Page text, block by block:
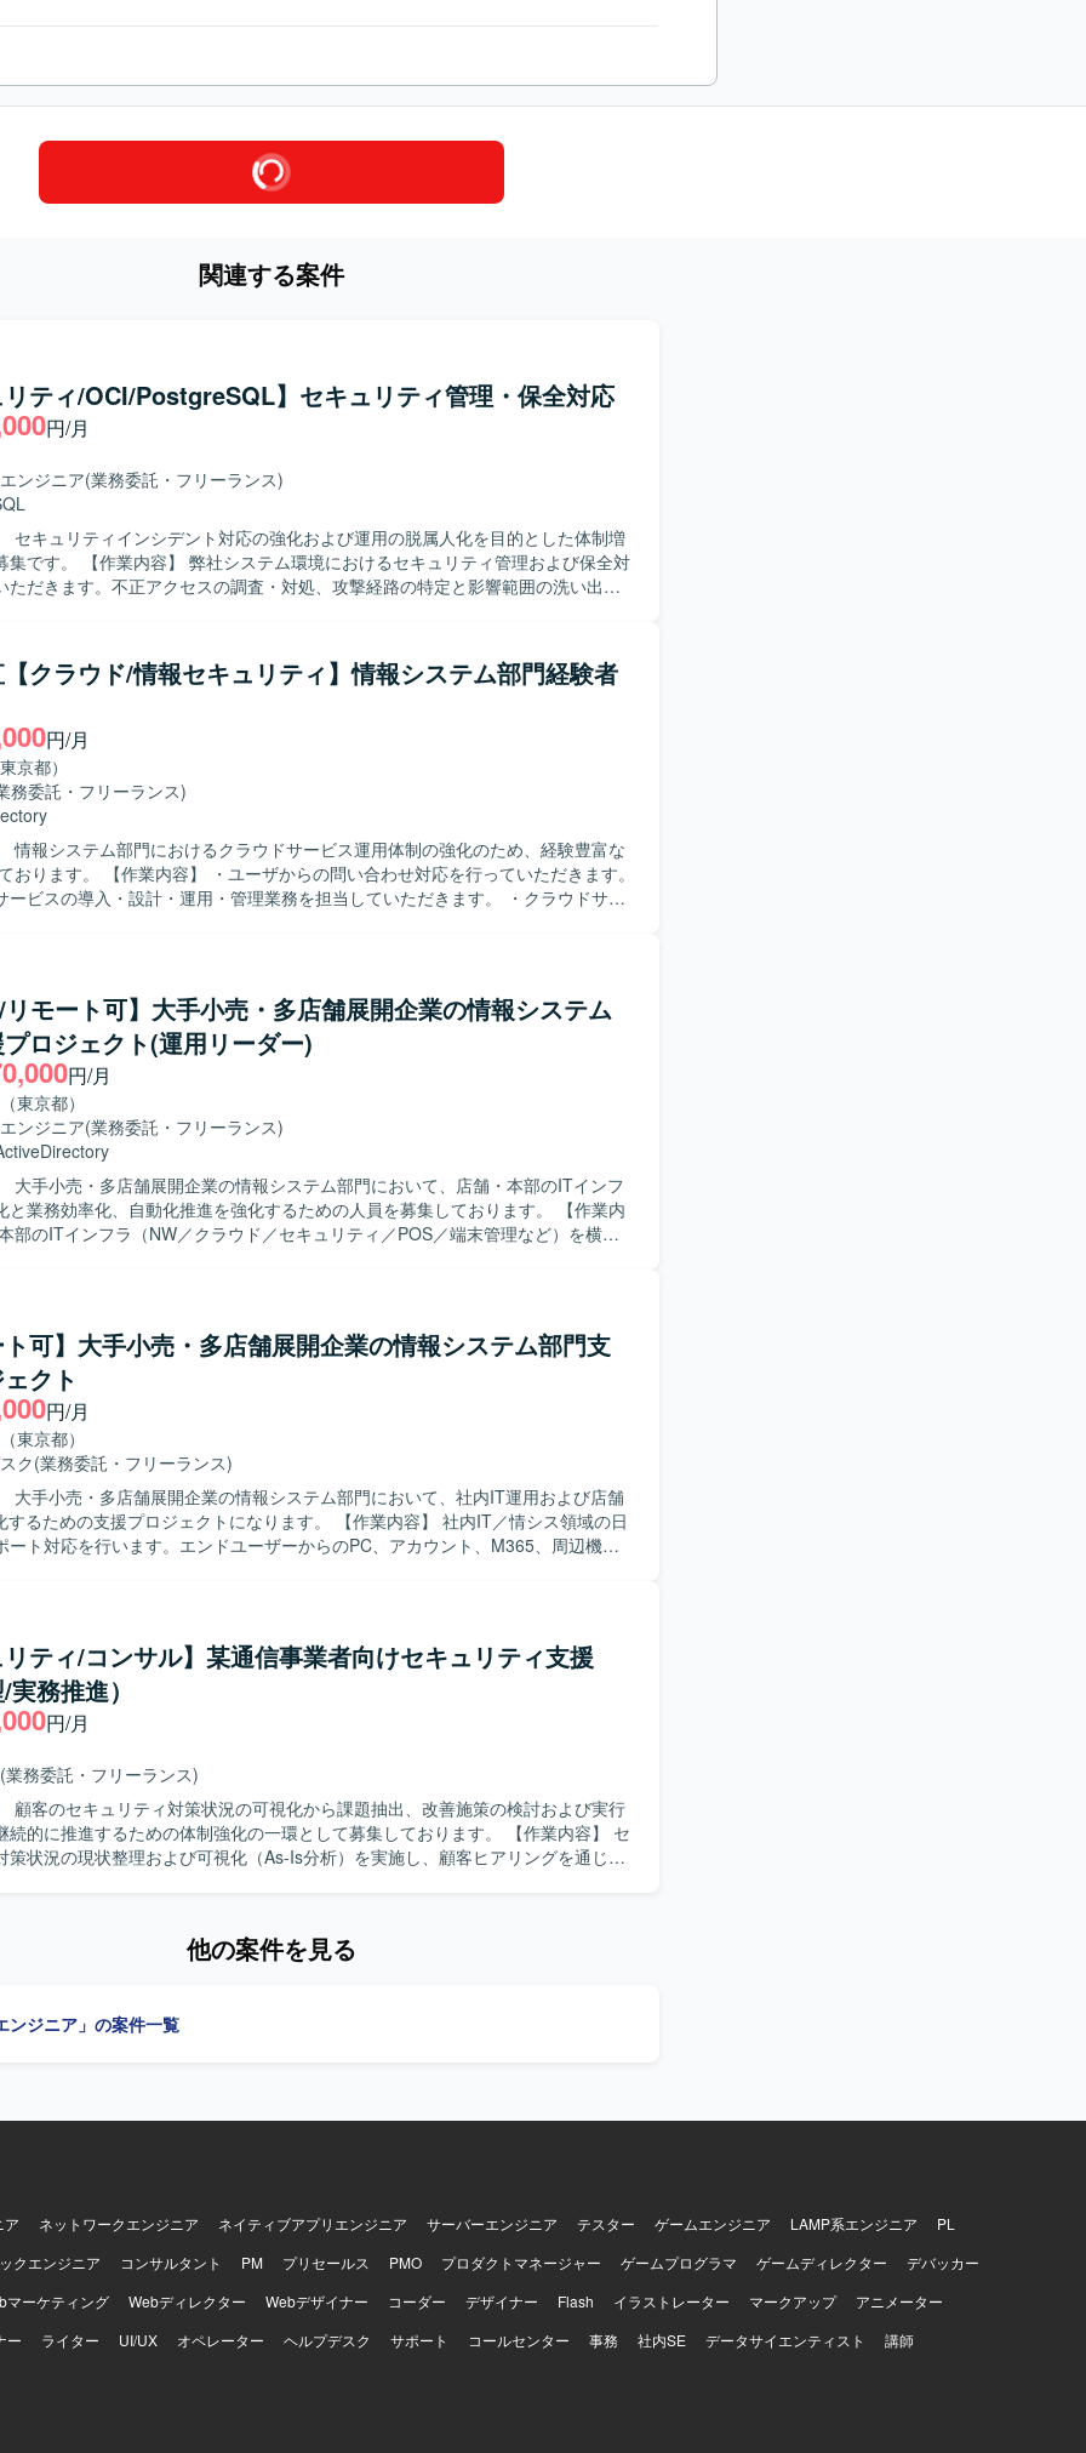
関連する案件
ティ/OCI/PostgreSQL】セキュリティ管理・保全対応
円/月
ンジニア(業務委託・フリーランス)
セキュリティインシデント対応の強化および運用の脱属人化を目的とした体制増
おけるセキュリティ管理および保全対
ただきます。不正アクセスの調査・対処、攻撃経路の特定と影響範囲の洗い出し
の再構築を行っていただきます。運用・保守の引き継ぎとして、環境構築手順書
移管や運用ドキュメントの整備・更新にも携わっていただきます。 【求める人
求めています。関係者と連携しながら、インシデント対応や運用標準化を着実に
です。 【ポジションの魅力】 クラウド環境やデータベース、
したセキュリティ管理に幅広く携わることができ、インシデント対応から再発防
運用標準化まで一連のプロセスを経験していただけます。セキュリティ体制の強
貢献できる環境です。 【開発環境】 対象システムは Oracle Cloud
（OCI）、PostgreSQL、DNS となっております。インシデント対応、ログ分析、
アクセス制御の見直し、検知および通知体制の再構築、運用移管やドキュメント
業務に取り組んでいただきます。
クラウド/情報セキュリティ】情報システム部門経験者
円/月
京都）
務委託・フリーランス)
情報システム部門におけるクラウドサービス運用体制の強化のため、経験豊富な
らの問い合わせ対応を行っていただきます。
ービスの導入・設計・運用・管理業務を担当していただきます。 ・クラウドサー
極的に調査・検証できる方を歓迎いたします。 【ポジションの魅力】 ・ク
スの導入から運用まで一連の業務に携わることで、幅広い知識と経験を積むこと
・グループ会社や外部協力会社との連携を通じて、調整力や折衝力を高めること
に業務を
きます。 ・Active Directory や Entra ID（旧 Azure AD）などのディレクトリサー
わっていただく場合があります。
モート可】大手小売・多店舗展開企業の情報システム
ロジェクト(運用リーダー)
円/月
東京都）
ンジニア(業務委託・フリーランス)
大手小売・多店舗展開企業の情報システム部門において、店舗・本部のITインフ
業務効率化、自動化推進を強化するための人員を募集しております。 【作業内
部のITインフラ（NW／クラウド／セキュリティ／POS／端末管理など）を横断
用設計、タスク・工数管理、改善推進を実施していただきます。 メンバー管理・
ーコントロールを行っていただきます。 コスト管理および運用最適化を推進して
主体的に運用改善や
できる方を求めております。 関係者と円滑にコミュニケーションを取りながら、
方を歓迎いたします。 【ポジションの魅力】 大規模な多店舗展開企
ラ全体を俯瞰しながら、運用設計から改善推進まで一貫して関わることができま
やクラウド、セキュリティなど幅広い技術領域に携わり、運用リーダーとしての
す。 【開発環境】 MS系基盤（AD／Entra ID／M365／
ウド基盤（AWS、Azure）、ネットワーク（FW／無線LAN 等）、店舗IT（POS
を利用した環境で運用していただきます。
可】大手小売・多店舗展開企業の情報システム部門支
クト
円/月
東京都）
ク(業務委託・フリーランス)
大手小売・多店舗展開企業の情報システム部門において、社内IT運用および店舗
支援プロジェクトになります。 【作業内容】 社内IT／情シス領域の日
ート対応を行います。エンドユーザーからのPC、アカウント、M365、周辺機器
取り組める方を求めています。新しい技術や業務へのキャッチアップ志向が強
す。 【ポジションの魅力】 大手小売・多店舗展開企業の情報
において、社内ITと店舗ITの双方に関わることができ、多様なIT運用・サポート経
ができます。MS系ツールや店舗IT領域など幅広い技術スタックに触れながらスキ
Active Directory、Entra ID、Intune などのMS
び店舗IT（POS、PBX 等）を利用した運用環境になります。
ティ/コンサル】某通信事業者向けセキュリティ支援
務推進）
円/月
(業務委託・フリーランス)
顧客のセキュリティ対策状況の可視化から課題抽出、改善施策の検討および実行
に推進するための体制強化の一環として募集しております。 【作業内容】 セ
策状況の現状整理および可視化（As-Is分析）を実施し、顧客ヒアリングを通じて
、脆弱性／リスク情報の整理および対応方針の提示、各種ドキュメント作成（報
ております。主体的に意見を出しながら顧客折衝・ディスカッションをリード
サルと実務推進の両面で経験を積むことができ、顧客課題の整理力や改善提案力
他の案件を見る
ンジニア」の案件一覧
ア ネットワークエンジニア ネイティブアプリエンジニア サーバーエンジニア テスター ゲームエンジニア LAMP系エンジニア
PL
クエンジニア
コンサルタント PM プリセールス PMO プロダクトマネージャー ゲームプログラマ ゲームディレクター
デバッカー
マーケティング
Webディレクター Webデザイナー コーダー デザイナー Flash イラストレーター マークアップ
アニメーター
ー
ライター UI/UX オペレーター ヘルプデスク サポート コールセンター 事務 社内SE データサイエンティスト 講師